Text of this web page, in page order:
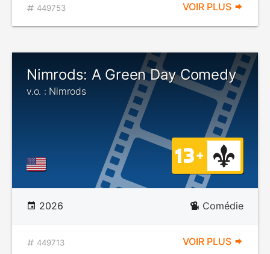
449753 VOIR PLUS
Nimrods: A Green Day Comedy
v.o. : Nimrods
2026 Comédie
449713 VOIR PLUS